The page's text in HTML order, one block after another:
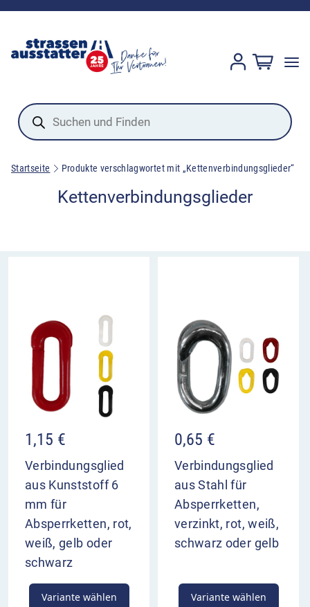
Products
search
Startseite Produkte verschlagwortet mit „Kettenverbindungsglieder“
Kettenverbindungsglieder
1,15 €
Verbindungsglied
aus Kunststoff 6
mm für
Absperrketten, rot,
weiß, gelb oder
schwarz
Variante wählen
0,65 €
Verbindungsglied
aus Stahl für
Absperrketten,
verzinkt, rot, weiß,
schwarz oder gelb
Variante wählen